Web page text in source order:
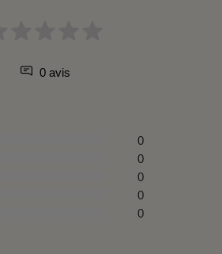
0 avis
0
0
0
0
0